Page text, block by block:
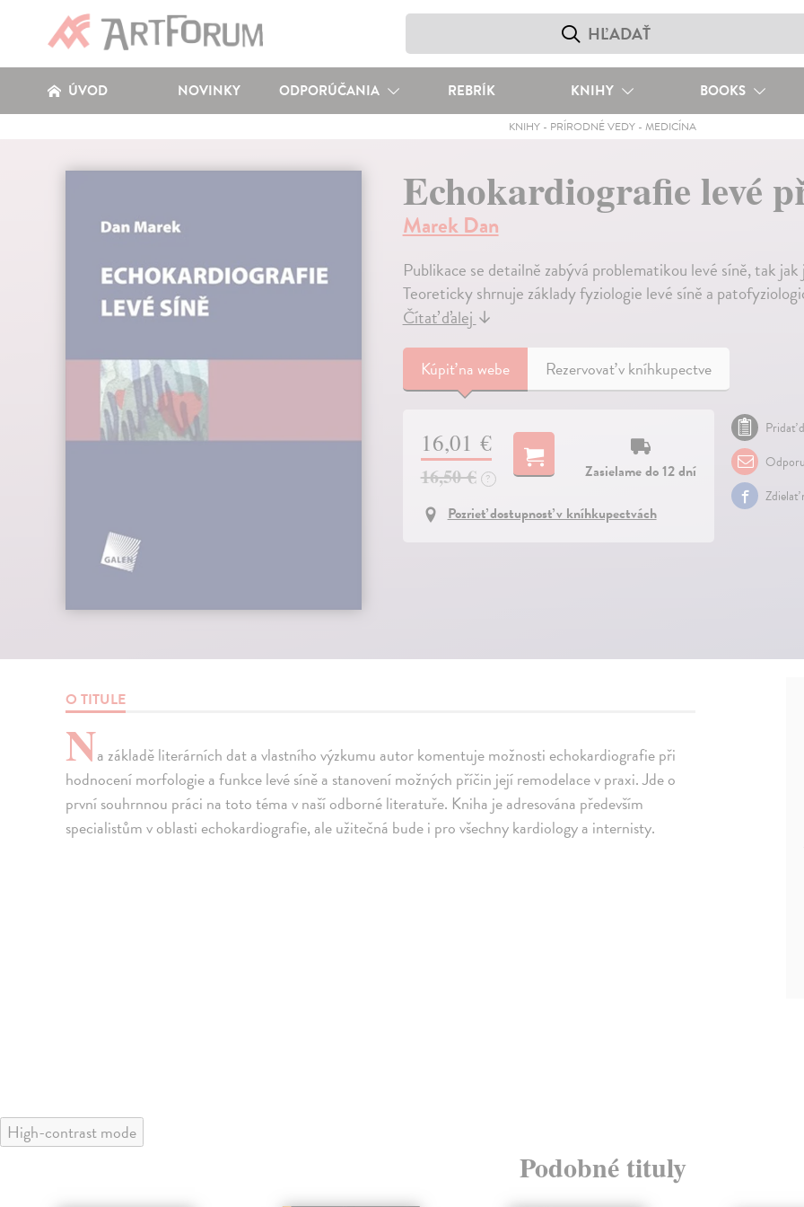
ÚVOD NOVINKY ODPORÚČANIA REBRÍK KNIHY BOOKS
KNIHY - PRÍRODNÉ VEDY -MEDICÍNA
Echokardiografie levé
Marek Dan
Publikace se detailně zabývá problematikou levé síně, tak
Teoreticky shrnuje základy fyziologie levé síně a
Čítať ďalej↓
Kúpiťna webe Rezervovať v kníhkupectve
16,01 €
16,50 € ?
Zasielame do 12 dní
Pozrieť dostupnosť v kníhkupectvách
Pridať
Zdielať
O TITULE
Na základě literárních dat a vlastního výzkumu autor komentuje možnosti echokardiografie při
hodnocení morfologie a funkce levé síně a stanovení možných příčin její remodelace v praxi. Jde o
první souhrnnou práci na toto téma v naší odborné literatuře. Kniha je adresována především
specialistům v oblasti echokardiografie, ale užitečná bude i pro všechny kardiology a internisty.
High-contrast mode
Podobné tituly